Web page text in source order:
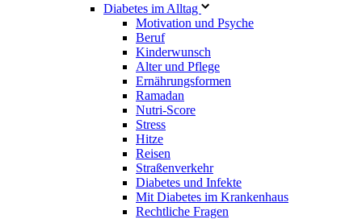
Diabetes im Alltag
Motivation und Psyche
Beruf
Kinderwunsch
Alter und Pflege
Ernährungsformen
Ramadan
Nutri-Score
Stress
Hitze
Reisen
Straßenverkehr
Diabetes und Infekte
Mit Diabetes im Krankenhaus
Rechtliche Fragen